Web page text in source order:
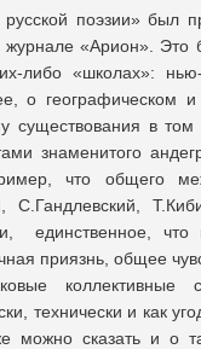
русской поэзии»
журнале «Арион».
либо «школах»:
о географическом и
существования в
знаменитого
что общего
С.Гандлевский,
единственное, что
приязнь, общее
технически и как
сказать и о